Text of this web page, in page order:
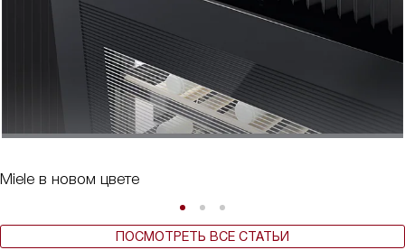
Miele в новом цвете
ПОСМОТРЕТЬ ВСЕ СТАТЬИ